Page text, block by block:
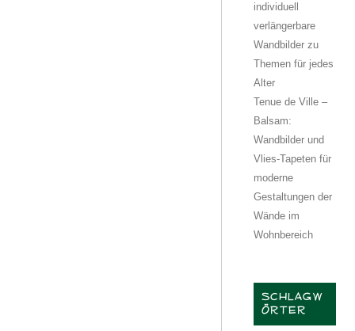
individuell
verlängerbare
Wandbilder zu
Themen für jedes
Alter
Tenue de Ville –
Balsam:
Wandbilder und
Vlies-Tapeten für
moderne
Gestaltungen der
Wände im
Wohnbereich
SCHLAGW
ÖRTER